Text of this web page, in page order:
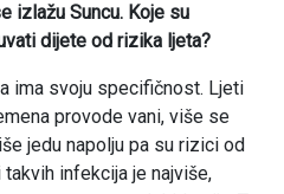
izlažu Suncu. Koje su
dijete od rizika ljeta?
ima svoju specifičnost. Ljeti
provode vani, više se
jedu napolju pa su rizici od
infekcija je najviše,